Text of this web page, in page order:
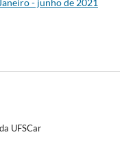
- junho de 2021
UFSCar